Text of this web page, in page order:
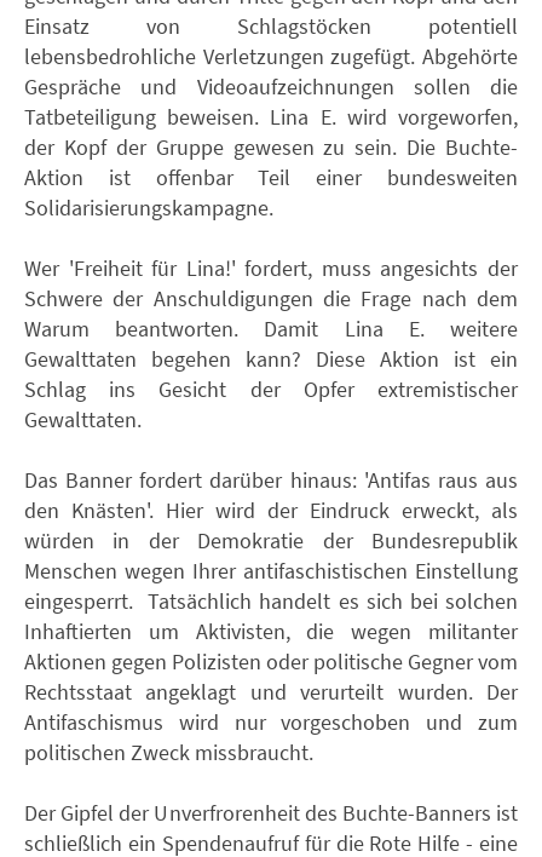
Einsatz von Schlagstöcken potentiell
lebensbedrohliche Verletzungen zugefügt. Abgehörte
Gespräche und Videoaufzeichnungen sollen die
Tatbeteiligung beweisen. Lina E. wird vorgeworfen,
der Kopf der Gruppe gewesen zu sein. Die Buchte-
Aktion ist offenbar Teil einer bundesweiten
Solidarisierungskampagne.
Wer 'Freiheit für Lina!' fordert, muss angesichts der
Schwere der Anschuldigungen die Frage nach dem
Warum beantworten. Damit Lina E. weitere
Gewalttaten begehen kann? Diese Aktion ist ein
Schlag ins Gesicht der Opfer extremistischer
Gewalttaten.
Das Banner fordert darüber hinaus: 'Antifas raus aus
den Knästen'. Hier wird der Eindruck erweckt, als
würden in der Demokratie der Bundesrepublik
Menschen wegen Ihrer antifaschistischen Einstellung
eingesperrt. Tatsächlich handelt es sich bei solchen
Inhaftierten um Aktivisten, die wegen militanter
Aktionen gegen Polizisten oder politische Gegner vom
Rechtsstaat angeklagt und verurteilt wurden. Der
Antifaschismus wird nur vorgeschoben und zum
politischen Zweck missbraucht.
Der Gipfel der Unverfrorenheit des Buchte-Banners ist
schließlich ein Spendenaufruf für die Rote Hilfe - eine